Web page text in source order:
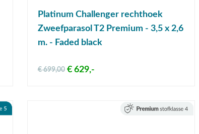
Platinum Challenger rechthoek
Zweefparasol T2 Premium - 3,5 x 2,6
m. - Faded black
€ 629,-
€ 699,00